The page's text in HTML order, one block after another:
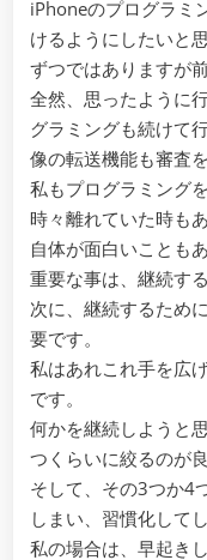
iPhoneのプログラミ
けるようにしたいと
ずつではありますが
全然、思ったように
グラミングも続けて
像の転送機能も審査
私もプログラミング
時々離れていた時も
自体が面白いことも
重要な事は、継続す
次に、継続するため
要です。
私はあれこれ手を広
です。
何かを継続しようと
つくらいに絞るのが
そして、その3つか4
しまい、習慣化して
私の場合は、早起き